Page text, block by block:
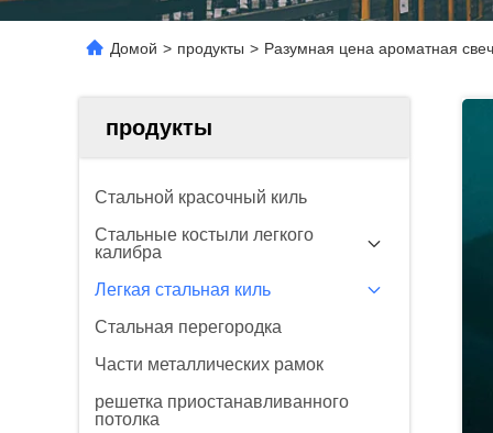
Домой > продукты > Разумная цена ароматная
продукты
Стальной красочный киль
Стальные костыли легкого
калибра
Легкая стальная киль
Стальная перегородка
Части металлических рамок
решетка приостанавливанного
потолка